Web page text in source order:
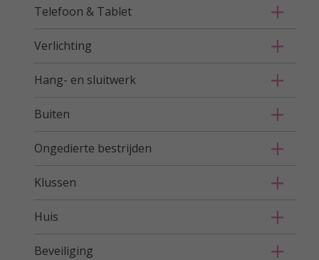
Telefoon & Tablet
Verlichting
Hang- en sluitwerk
Buiten
Ongedierte bestrijden
Klussen
Huis
Beveiliging